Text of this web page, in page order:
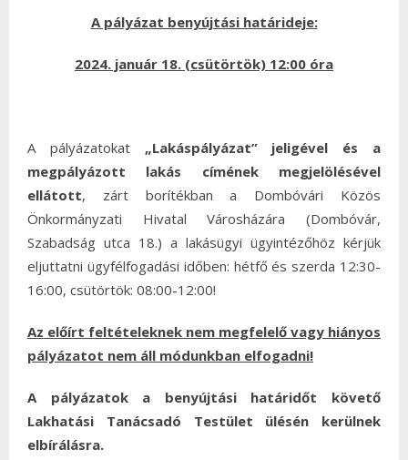
A pályázat benyújtási határideje:
2024. január 18. (csütörtök) 12:00 óra
A pályázatokat „Lakáspályázat” jeligével és a
megpályázott lakás címének
megjelölésével
ellátott, zárt borítékban a Dombóvári Közös
Önkormányzati Hivatal Városházára (Dombóvár,
Szabadság utca 18.) a lakásügyi ügyintézőhöz kérjük
eljuttatni ügyfélfogadási időben: hétfő és szerda 12:30-
16:00, csütörtök: 08:00-12:00!
Az előírt feltételeknek nem megfelelő vagy hiányos
pályázatot nem áll módunkban elfogadni!
A pályázatok a benyújtási határidőt követő
Lakhatási Tanácsadó Testület ülésén kerülnek
elbírálásra.